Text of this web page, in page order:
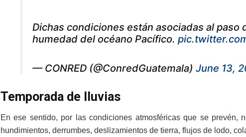
Dichas condiciones están asociadas al paso
humedad del océano Pacífico.
— CONRED (@ConredGuatemala) June 13,
Temporada de lluvias
En ese sentido, por las condiciones atmosféricas que se prevén,
hundimientos, derrumbes, deslizamientos de tierra, flujos de lodo,